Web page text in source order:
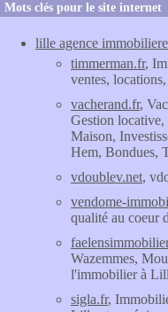
Mots clés pour le site internet
lille agence immobiliere
timmerman.fr,
ventes,
vacherand.fr,
Gestion
Maison,
Hem, Bondues,
vdoublev.net,
vendome-
qualité au coeur
Wazemmes,
l'immobilier à
sigla.fr,